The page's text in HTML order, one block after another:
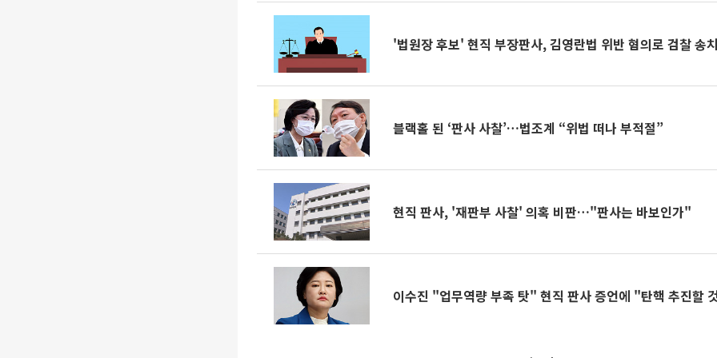
'법원장 후보' 현직 부장판사, 김영란법 위반 혐의로 검찰 송
블랙홀 된 ‘판사 사찰’…법조계 “위법 떠나 부적절”
현직 판사, '재판부 사찰' 의혹 비판…"판사는 바보인가"
이수진 "업무역량 부족 탓" 현직 판사 증언에 "탄핵 추진할